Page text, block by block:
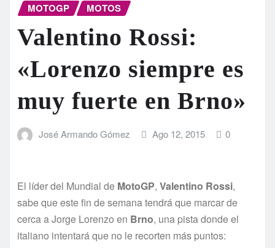
MOTOGP MOTOS
Valentino Rossi:
«Lorenzo siempre es
muy fuerte en Brno»
José Armando Gómez Ago 12, 2015 0
El líder del Mundial de MotoGP, Valentino Rossi,
sabe que este fin de semana tendrá que marcar de
cerca a Jorge Lorenzo en Brno, una pista donde el
italiano intentará que no le recorten más puntos: